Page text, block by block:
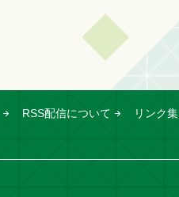
RSS配信について リンク集